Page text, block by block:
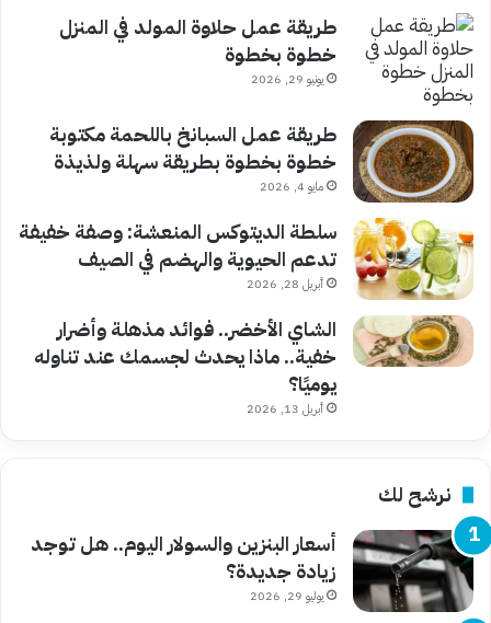
طريقة عمل حلاوة المولد في المنزل
خطوة بخطوة
يونيو 29, 2026
طريقة عمل السبانخ باللحمة مكتوبة
خطوة بخطوة بطريقة سهلة ولذيذة
مايو 4, 2026
سلطة الديتوكس المنعشة: وصفة خفيفة
تدعم الحيوية والهضم في الصيف
أبريل 28, 2026
الشاي الأخضر.. فوائد مذهلة وأضرار
خفية.. ماذا يحدث لجسمك عند تناوله
يوميًا؟
أبريل 13, 2026
نرشح لك
أسعار البنزين والسولار اليوم.. هل توجد
زيادة جديدة؟
يوليو 29, 2026